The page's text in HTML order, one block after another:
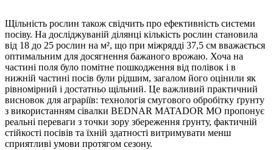
Щільність рослин також свідчить про ефективність системи
посіву. На досліджуваній ділянці кількість рослин становила
від 18 до 25 рослин на м², що при міжрядді 37,5 см вважається
оптимальним для досягнення бажаного врожаю. Хоча на
частині поля було помітне пошкодження від полівок і в
нижній частині посів були рідшим, загалом його оцінили як
рівномірний і достатньо щільний. Це важливий практичний
висновок для аграріїв: технологія смугового обробітку ґрунту
з використанням сівалки BEDNAR MATADOR MO пропонує
реальні переваги з точки зору збереження ґрунту, фактичній
стійкості посівів та їхній здатності витримувати менш
сприятливі умови протягом сезону.